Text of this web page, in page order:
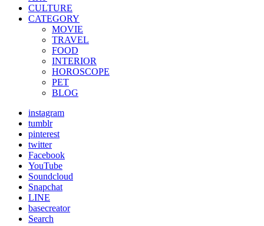
CULTURE
CATEGORY
MOVIE
TRAVEL
FOOD
INTERIOR
HOROSCOPE
PET
BLOG
instagram
tumblr
pinterest
twitter
Facebook
YouTube
Soundcloud
Snapchat
LINE
basecreator
Search